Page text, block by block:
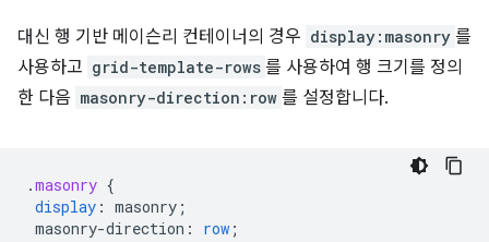
대신 행 기반 메이슨리 컨테이너의 경우 display:masonry 를
사용하고 grid-template-rows 를 사용하여 행 크기를 정의
한 다음 masonry-direction:row 를 설정합니다.
.masonry {
display : masonry ;
masonry-direction : row ;